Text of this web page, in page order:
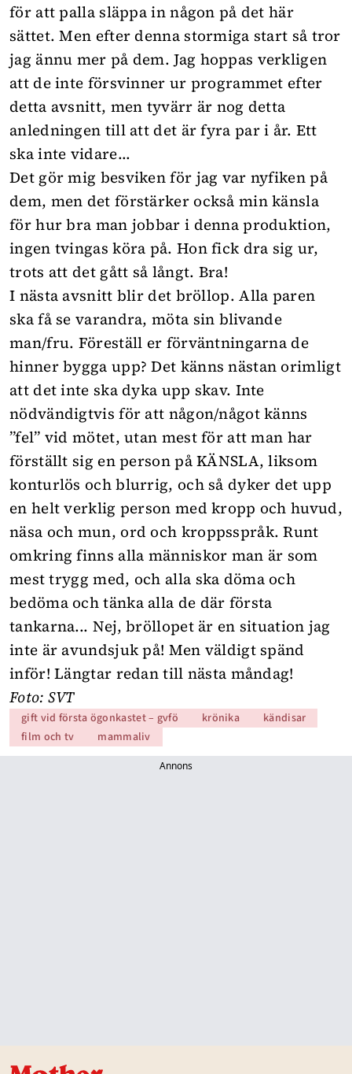
för att palla släppa in någon på det här
sättet. Men efter denna stormiga start så tror
jag ännu mer på dem. Jag hoppas verkligen
att de inte försvinner ur programmet efter
detta avsnitt, men tyvärr är nog detta
anledningen till att det är fyra par i år. Ett
ska inte vidare...
Det gör mig besviken för jag var nyfiken på
dem, men det förstärker också min känsla
för hur bra man jobbar i denna produktion,
ingen tvingas köra på. Hon fick dra sig ur,
trots att det gått så långt. Bra!
I nästa avsnitt blir det bröllop. Alla paren
ska få se varandra, möta sin blivande
man/fru. Föreställ er förväntningarna de
hinner bygga upp? Det känns nästan orimligt
att det inte ska dyka upp skav. Inte
nödvändigtvis för att någon/något känns
”fel” vid mötet, utan mest för att man har
förställt sig en person på KÄNSLA, liksom
konturlös och blurrig, och så dyker det upp
en helt verklig person med kropp och huvud,
näsa och mun, ord och kroppsspråk. Runt
omkring finns alla människor man är som
mest trygg med, och alla ska döma och
bedöma och tänka alla de där första
tankarna... Nej, bröllopet är en situation jag
inte är avundsjuk på! Men väldigt spänd
inför! Längtar redan till nästa måndag!
Foto: SVT
gift vid första ögonkastet – gvfö krönika
kändisar
film och tv
mammaliv
Annons